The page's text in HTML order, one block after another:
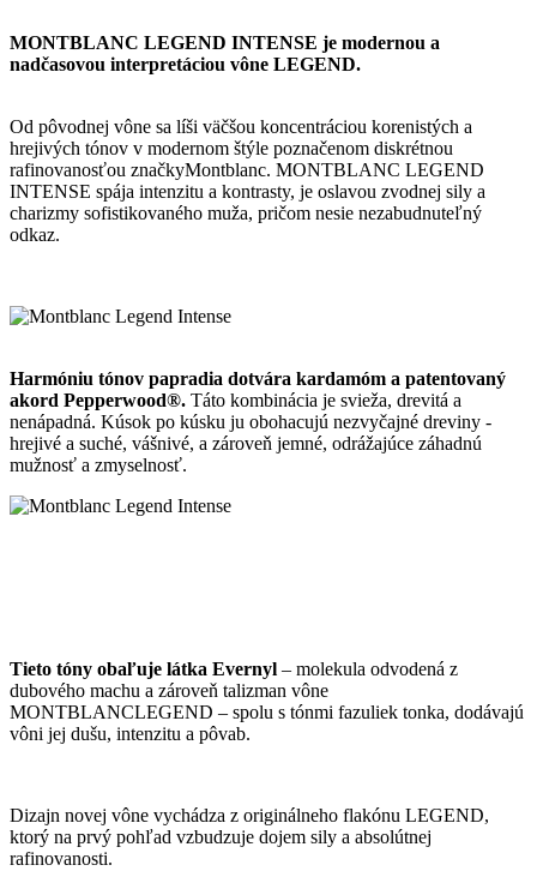
MONTBLANC LEGEND INTENSE je modernou a
nadčasovou interpretáciou vône LEGEND.
Od pôvodnej vône sa líši väčšou koncentráciou korenistých a
hrejivých tónov v modernom štýle poznačenom diskrétnou
rafinovanosťou značkyMontblanc. MONTBLANC LEGEND
INTENSE spája intenzitu a kontrasty, je oslavou zvodnej sily a
charizmy sofistikovaného muža, pričom nesie nezabudnuteľný
odkaz.
Harmóniu tónov papradia dotvára kardamóm a patentovaný
akord Pepperwood®. Táto kombinácia je svieža, drevitá a
nenápadná. Kúsok po kúsku ju obohacujú nezvyčajné dreviny -
hrejivé a suché, vášnivé, a zároveň jemné, odrážajúce záhadnú
mužnosť a zmyselnosť.
Tieto tóny obaľuje látka Evernyl – molekula odvodená z
dubového machu a zároveň talizman vône
MONTBLANCLEGEND – spolu s tónmi fazuliek tonka, dodávajú
vôni jej dušu, intenzitu a pôvab.
Dizajn novej vône vychádza z originálneho flakónu LEGEND,
ktorý na prvý pohľad vzbudzuje dojem sily a absolútnej
rafinovanosti.